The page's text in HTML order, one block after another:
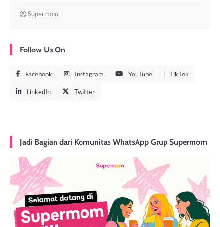
Supermom
Follow Us On
Facebook Instagram YouTube TikTok
LinkedIn Twitter
Jadi Bagian dari Komunitas WhatsApp Grup Supermom